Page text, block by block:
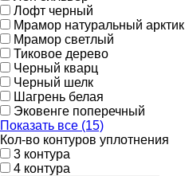
Лофт черный
Мрамор натуральный арктик
Мрамор светлый
Тиковое дерево
Черный кварц
Черный шелк
Шагрень белая
Эковенге поперечный
Показать все (15)
Кол-во контуров уплотнения
3 контура
4 контура